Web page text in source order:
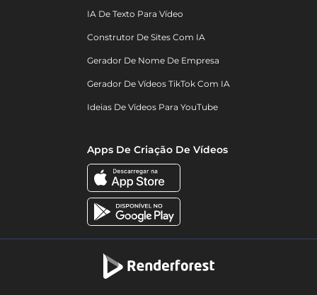
IA De Texto Para Vídeo
Construtor De Sites Com IA
Gerador De Nome De Empresa
Gerador De Vídeos TikTok Com IA
Ideias De Vídeos Para YouTube
Apps De Criação De Vídeos